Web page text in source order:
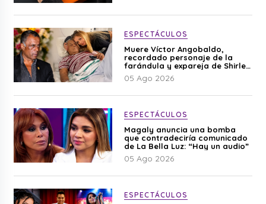
ESPECTÁCULOS
Muere Víctor Angobaldo,
recordado personaje de la
farándula y expareja de Shirley
Cherres
05 Ago 2026
ESPECTÁCULOS
Magaly anuncia una bomba
que contradeciría comunicado
de La Bella Luz: “Hay un audio”
05 Ago 2026
ESPECTÁCULOS